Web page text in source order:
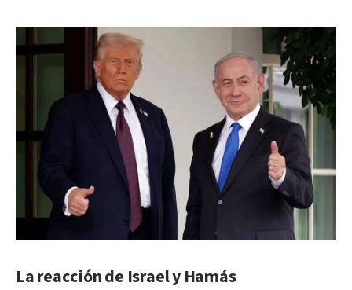
La reacción de Israel y Hamás